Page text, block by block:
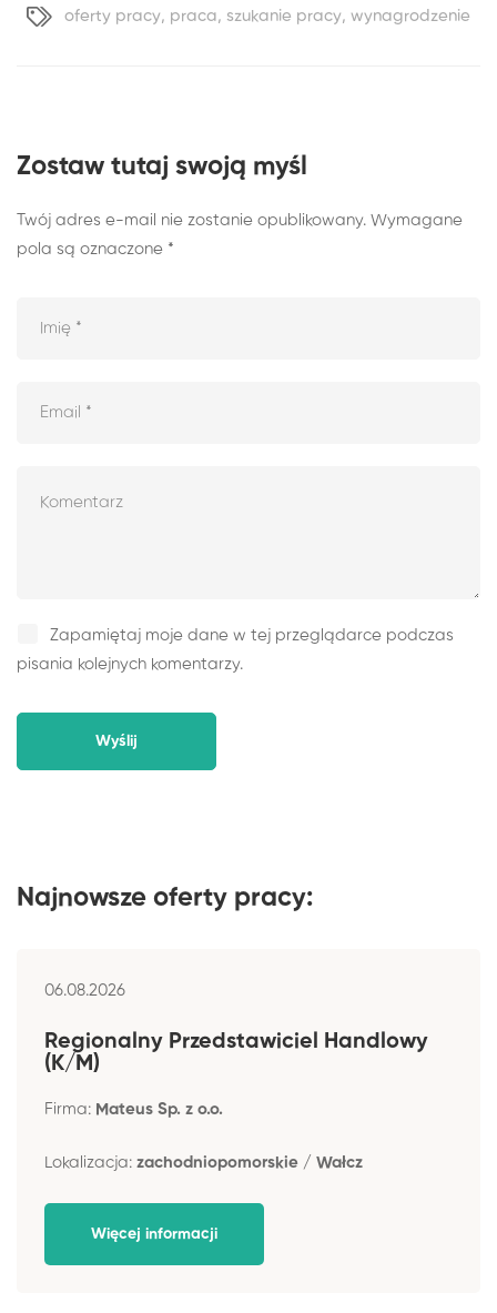
oferty pracy, praca, szukanie pracy, wynagrodzenie
Zostaw tutaj swoją myśl
Twój adres e-mail nie zostanie opublikowany. Wymagane
pola są oznaczone *
Zapamiętaj moje dane w tej przeglądarce podczas
pisania kolejnych komentarzy.
Najnowsze oferty pracy:
06.08.2026
Regionalny Przedstawiciel Handlowy
(K/M)
Firma: Mateus Sp. z o.o.
Lokalizacja: zachodniopomorskie / Wałcz
Więcej informacji